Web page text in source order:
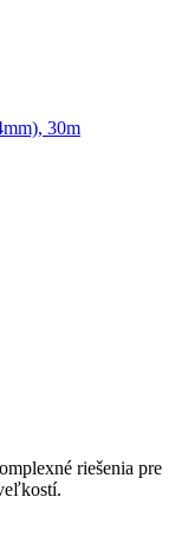
30m
riešenia pre